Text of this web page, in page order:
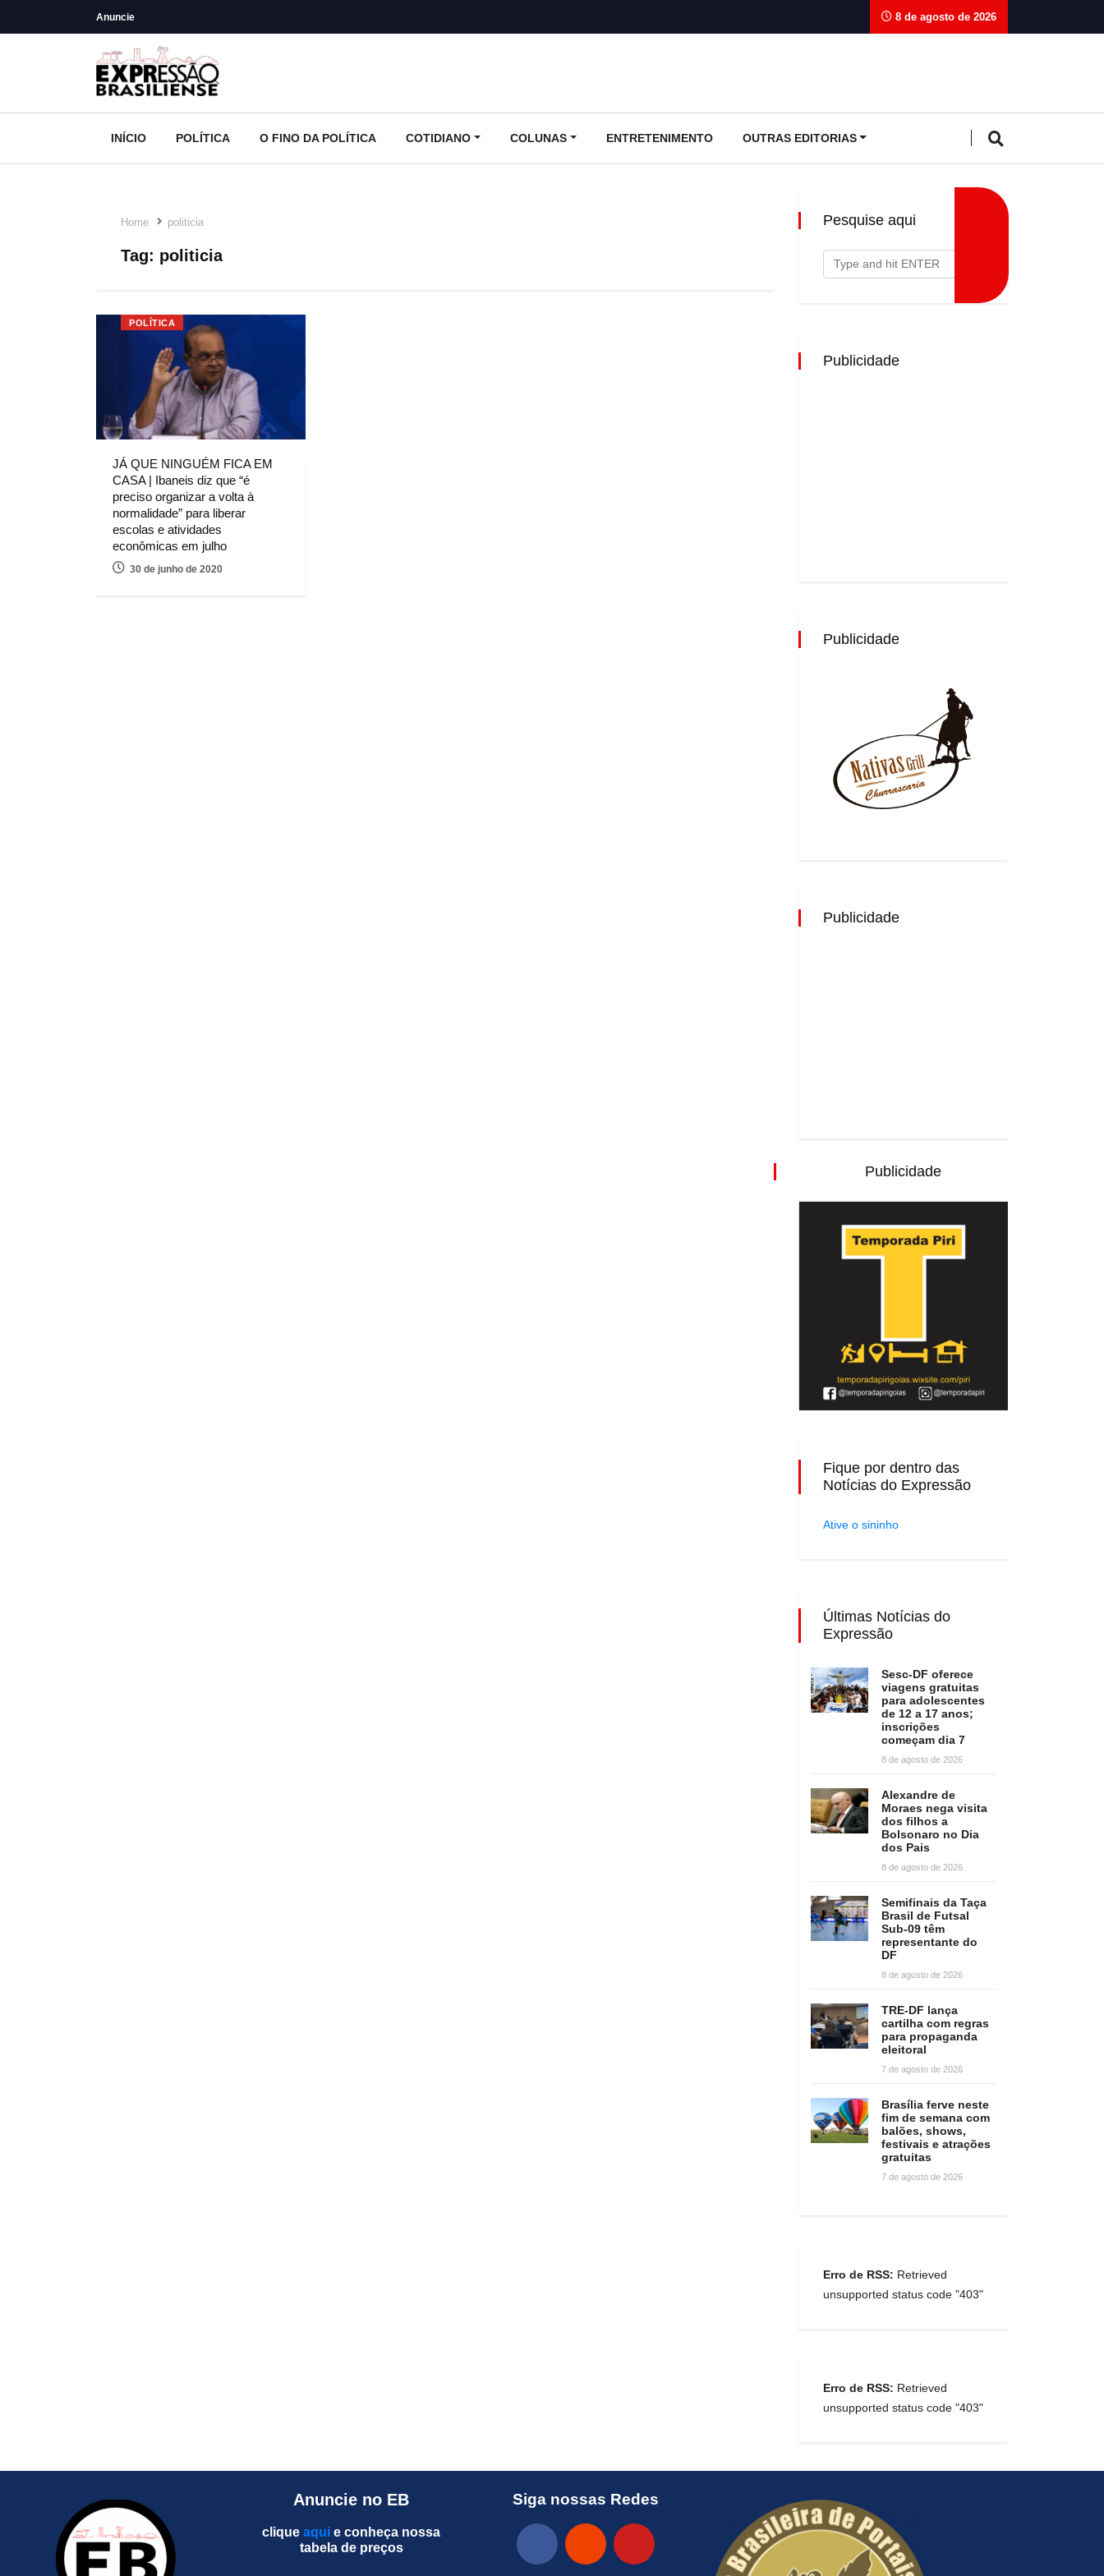
Anuncie 8 de agosto de 2026
INÍCIO POLÍTICA O FINO DA POLÍTICA COTIDIANO COLUNAS ENTRETENIMENTO OUTRAS EDITORIAS
Home politicia
Tag: politicia
POLÍTICA
JÁ QUE NINGUÉM FICA EM
CASA | Ibaneis diz que “é
preciso organizar a volta à
normalidade” para liberar
escolas e atividades
econômicas em julho
30 de junho de 2020
Pesquise aqui
Publicidade
Publicidade
Publicidade
Publicidade
Fique por dentro das
Notícias do Expressão
Ative o sininho
Últimas Notícias do
Expressão
Sesc-DF oferece
viagens gratuitas
para adolescentes
de 12 a 17 anos;
inscrições
começam dia 7
8 de agosto de 2026
Alexandre de
Moraes nega visita
dos filhos a
Bolsonaro no Dia
dos Pais
8 de agosto de 2026
Semifinais da Taça
Brasil de Futsal
Sub-09 têm
representante do
DF
8 de agosto de 2026
TRE-DF lança
cartilha com regras
para propaganda
eleitoral
7 de agosto de 2026
Brasília ferve neste
fim de semana com
balões, shows,
festivais e atrações
gratuitas
7 de agosto de 2026
Erro de RSS: Retrieved
unsupported status code "403"
Erro de RSS: Retrieved
unsupported status code "403"
Anuncie no EB
clique aqui e conheça nossa
tabela de preços
Siga nossas Redes